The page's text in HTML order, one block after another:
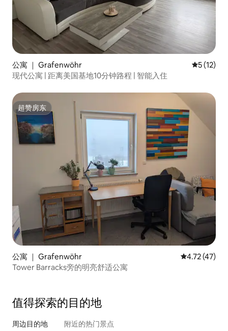
公寓 ｜ Grafenwöhr 平均评分
5 (12)
现代公寓 | 距离美国基地10分钟路程 | 智能入住
超赞房东
超赞房东
公寓 ｜ Grafenwöhr 平均评分
4.72 (47)
Tower Barracks旁的明亮舒适公寓
值得探索的目的地
周边目的地 附近的热门景点